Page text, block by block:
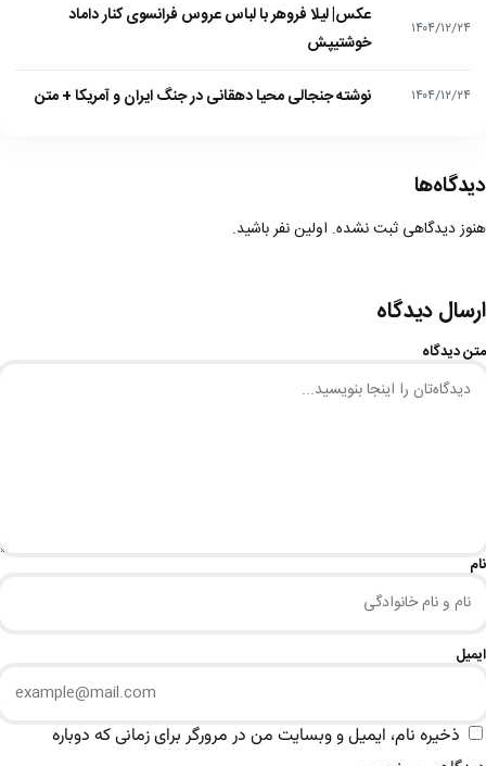
۱۴۰۴/۱۲/۲۴
عکس| لیلا فروهر با لباس عروس فرانسوی کنار داماد
خوشتیپش
۱۴۰۴/۱۲/۲۴ نوشته جنجالی محیا دهقانی در جنگ ایران و آمریکا + متن
دیدگاه‌ها
هنوز دیدگاهی ثبت نشده. اولین نفر باشید.
ارسال دیدگاه
متن دیدگاه
نام
ایمیل
ذخیره نام، ایمیل و وبسایت من در مرورگر برای زمانی که دوباره